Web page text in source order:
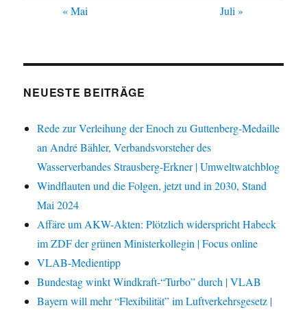
« Mai Juli »
NEUESTE BEITRÄGE
Rede zur Verleihung der Enoch zu Guttenberg-Medaille
an André Bähler, Verbandsvorsteher des
Wasserverbandes Strausberg-Erkner | Umweltwatchblog
Windflauten und die Folgen, jetzt und in 2030, Stand
Mai 2024
Affäre um AKW-Akten: Plötzlich widerspricht Habeck
im ZDF der grünen Ministerkollegin | Focus online
VLAB-Medientipp
Bundestag winkt Windkraft-“Turbo” durch | VLAB
Bayern will mehr “Flexibilität” im Luftverkehrsgesetz |